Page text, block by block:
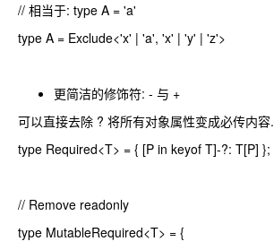
// 相当于: type A = 'a'
type A = Exclude<'x' | 'a', 'x' | 'y' | 'z'>
更简洁的修饰符: - 与 +
可以直接去除 ? 将所有对象属性变成必传内容.
type Required<T> = { [P in keyof T]-?: T[P] };
// Remove readonly
type MutableRequired<T> = {